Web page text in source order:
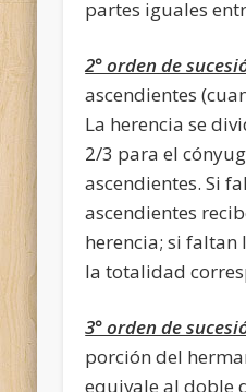
partes iguales
2° orden de
ascendientes
La herencia se
2/3 para el
ascendientes. Si
ascendientes
herencia; si faltan
la totalidad
3° orden de
porción del
equivale al doble